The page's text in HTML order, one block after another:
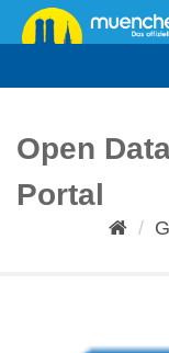
Überspringen
zum
Open
Portal